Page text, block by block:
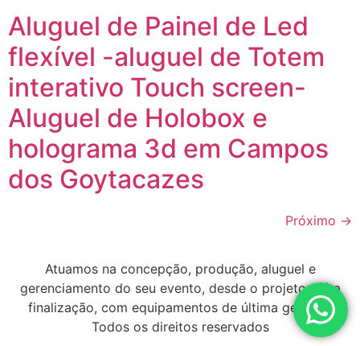
Aluguel de Painel de Led
flexível -aluguel de Totem
interativo Touch screen-
Aluguel de Holobox e
holograma 3d em Campos
dos Goytacazes
Próximo →
Atuamos na concepção, produção, aluguel e
gerenciamento do seu evento, desde o projeto até a
finalização, com equipamentos de última geração
Todos os direitos reservados